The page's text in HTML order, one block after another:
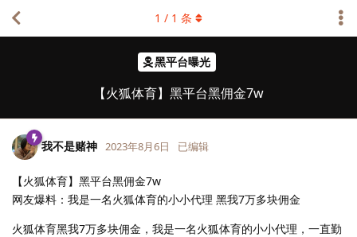
黑平台曝光
【火狐体育】黑平台黑佣金7w
1 / 1 条
我不是赌神 2023年8月6日 已编辑
【火狐体育】黑平台黑佣金7w
网友爆料：我是一名火狐体育的小小代理 黑我7万多块佣金
火狐体育黑我7万多块佣金，我是一名火狐体育的小小代理，一直勤